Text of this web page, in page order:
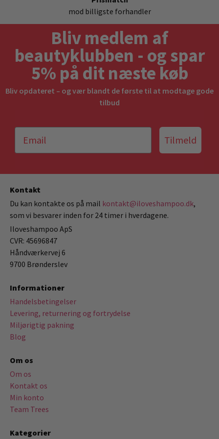
mod billigste forhandler
Bliv medlem af
beautyklubben - og spar
5% på dit næste køb
Bliv opdateret – og vær blandt de første til at modtage gode
tilbud
Tilmeld
Kontakt
Du kan kontakte os på mail kontakt@iloveshampoo.dk,
som vi besvarer inden for 24 timer i hverdagene.
Iloveshampoo ApS
CVR: 45696847
Håndværkervej 6
9700 Brønderslev
Informationer
Handelsbetingelser
Levering, returnering og fortrydelse
Miljørigtig pakning
Blog
Om os
Om os
Kontakt os
Min konto
Team Trees
Kategorier